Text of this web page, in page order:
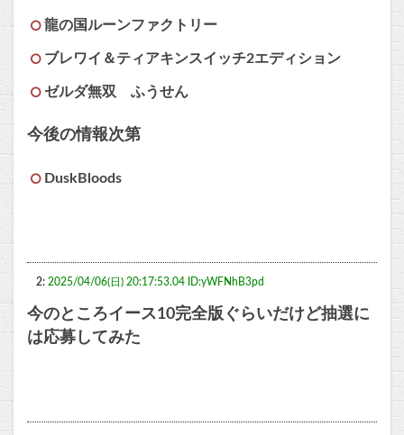
龍の国ルーンファクトリー
ブレワイ＆ティアキンスイッチ2エディション
ゼルダ無双 ふうせん
今後の情報次第
DuskBloods
2: 2025/04/06(日) 20:17:53.04 ID:yWFNhB3pd
今のところイース10完全版ぐらいだけど抽選に
は応募してみた